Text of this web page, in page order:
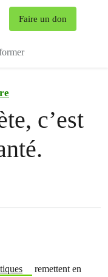
Faire un don
c’est
remettent en